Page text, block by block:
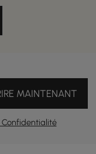
MAINTENANT
Confidentialité